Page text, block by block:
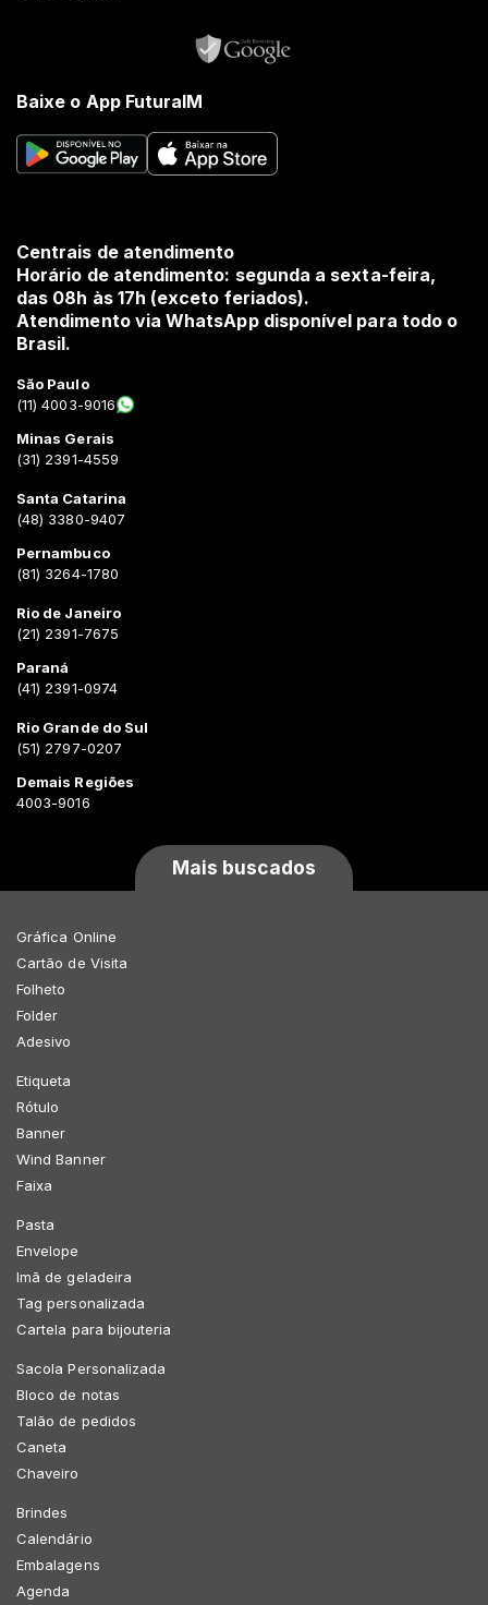
Baixe o App FuturaIM
Centrais de atendimento
Horário de atendimento: segunda a sexta-feira,
das 08h às 17h (exceto feriados).
Atendimento via WhatsApp disponível para todo o
Brasil.
São Paulo
(11) 4003-9016
Minas Gerais
(31) 2391-4559
Santa Catarina
(48) 3380-9407
Pernambuco
(81) 3264-1780
Rio de Janeiro
(21) 2391-7675
Paraná
(41) 2391-0974
Rio Grande do Sul
(51) 2797-0207
Demais Regiões
4003-9016
Mais buscados
Gráfica Online
Cartão de Visita
Folheto
Folder
Adesivo
Etiqueta
Rótulo
Banner
Wind Banner
Faixa
Pasta
Envelope
Imã de geladeira
Tag personalizada
Cartela para bijouteria
Sacola Personalizada
Bloco de notas
Talão de pedidos
Caneta
Chaveiro
Brindes
Calendário
Embalagens
Agenda